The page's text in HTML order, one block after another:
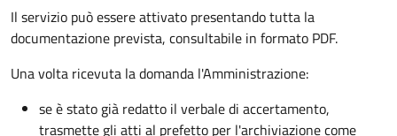
Il servizio può essere attivato presentando tutta la
documentazione prevista, consultabile in formato PDF.
Una volta ricevuta la domanda l'Amministrazione:
se è stato già redatto il verbale di accertamento,
trasmette gli atti al prefetto per l'archiviazione come